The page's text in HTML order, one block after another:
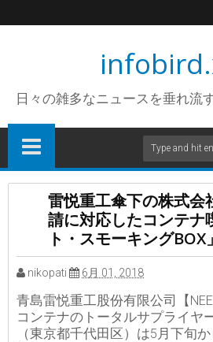
日々の雑多なニュースを垂れ流
雷悦重工傘下の株式会
請に対応したコンテナ
ト・スモーキングBOX
nikopati 6月 01, 2018
青島雷悦重工股份有限公司【
コンテナのトータルサプライヤ
（東京都千代田区）は5月下旬